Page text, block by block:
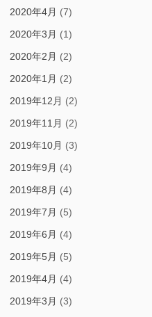
2020年4月 (7)
2020年3月 (1)
2020年2月 (2)
2020年1月 (2)
2019年12月 (2)
2019年11月 (2)
2019年10月 (3)
2019年9月 (4)
2019年8月 (4)
2019年7月 (5)
2019年6月 (4)
2019年5月 (5)
2019年4月 (4)
2019年3月 (3)